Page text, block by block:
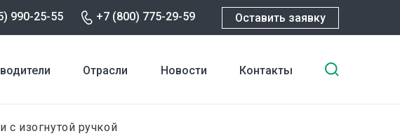
990-25-55 +7 (800) 775-29-59 Оставить заявку
Отрасли Новости Контакты
с изогнутой ручкой